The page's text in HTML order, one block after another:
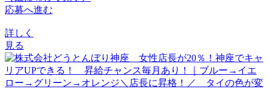
応募へ進む
詳しく
見る